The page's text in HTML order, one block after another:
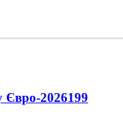
Євро-2026199